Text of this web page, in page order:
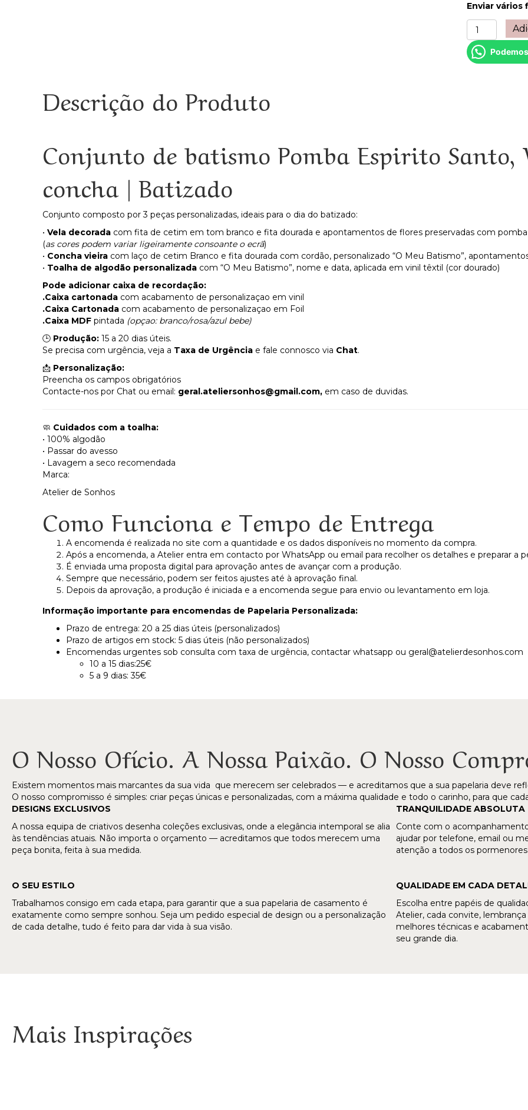
Enviar vários
Quantidade
de
Conjunto
de
concha
|
Descrição do Produto
Conjunto de batismo Pomba Espirito Santo,
concha | Batizado
Conjunto composto por 3 peças personalizadas, ideais para o dia do batizado:
• Vela decorada com fita de cetim em tom branco e fita dourada e apontamentos de flores preservadas com
(as cores podem variar ligeiramente consoante o ecrã)
• Concha vieira com laço de cetim Branco e fita dourada com cordão, personalizado “O Meu Batismo”,
• Toalha de algodão personalizada com “O Meu Batismo”, nome e data, aplicada em vinil têxtil (cor dourado)
Pode adicionar caixa de recordação:
.Caixa cartonada com acabamento de personalizaçao em vinil
.Caixa Cartonada com acabamento de personalizaçao em Foil
.Caixa MDF pintada (opçao: branco/rosa/azul bebe)
🕒 Produção: 15 a 20 dias úteis.
Se precisa com urgência, veja a Taxa de Urgência e fale connosco via Chat.
📩 Personalização:
Preencha os campos obrigatórios
Contacte-nos por Chat ou email: geral.ateliersonhos@gmail.com, em caso de duvidas.
🧼 Cuidados com a toalha:
• 100% algodão
• Passar do avesso
• Lavagem a seco recomendada
Marca:
Atelier de Sonhos
Como Funciona e Tempo de Entrega
A encomenda é realizada no site com a quantidade e os dados disponíveis no momento da compra.
Após a encomenda, a Atelier entra em contacto por WhatsApp ou email para recolher os detalhes e preparar a
É enviada uma proposta digital para aprovação antes de avançar com a produção.
Sempre que necessário, podem ser feitos ajustes até à aprovação final.
Depois da aprovação, a produção é iniciada e a encomenda segue para envio ou levantamento em loja.
Informação importante para encomendas de Papelaria Personalizada:
Prazo de entrega: 20 a 25 dias úteis (personalizados)
Prazo de artigos em stock: 5 dias úteis (não personalizados)
Encomendas urgentes sob consulta com taxa de urgência, contactar whatsapp ou geral@atelierdesonhos.com
10 a 15 dias:25€
5 a 9 dias: 35€
O Nosso Ofício. A Nossa Paixão. O Nosso
Existem momentos mais marcantes da sua vida que merecem ser celebrados — e acreditamos que a sua papelaria deve
O nosso compromisso é simples: criar peças únicas e personalizadas, com a máxima qualidade e todo o carinho, para que
DESIGNS EXCLUSIVOS
A nossa equipa de criativos desenha coleções exclusivas, onde a elegância intemporal se alia
às tendências atuais. Não importa o orçamento — acreditamos que todos merecem uma
peça bonita, feita à sua medida.
O SEU ESTILO
Trabalhamos consigo em cada etapa, para garantir que a sua papelaria de casamento é
exatamente como sempre sonhou. Seja um pedido especial de design ou a personalização
de cada detalhe, tudo é feito para dar vida à sua visão.
TRANQUILIDADE ABSOLUTA
Conte com o
ajudar por telefone, email ou
atenção a todos os
QUALIDADE EM CADA
Escolha entre papéis de
Atelier, cada convite,
melhores técnicas e
seu grande dia.
Mais Inspirações